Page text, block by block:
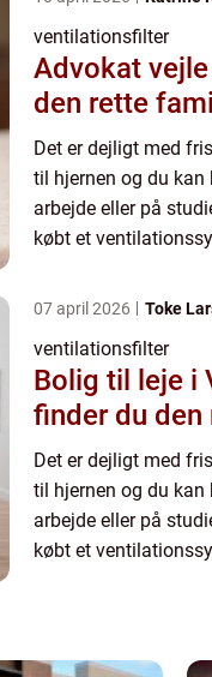
ventilationsfilter
Advokat vejle sådan vælger du
den rette
Det er dejligt med
til hjernen og du
arbejde eller på
købt et
07 april 2026 Toke
ventilationsfilter
Bolig til leje i
finder du
Det er dejligt med
til hjernen og du
arbejde eller på
købt et